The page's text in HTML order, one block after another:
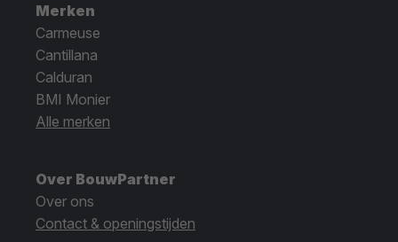
Merken
Carmeuse
Cantillana
Calduran
BMI Monier
Alle merken
Over BouwPartner
Over ons
Contact & openingstijden